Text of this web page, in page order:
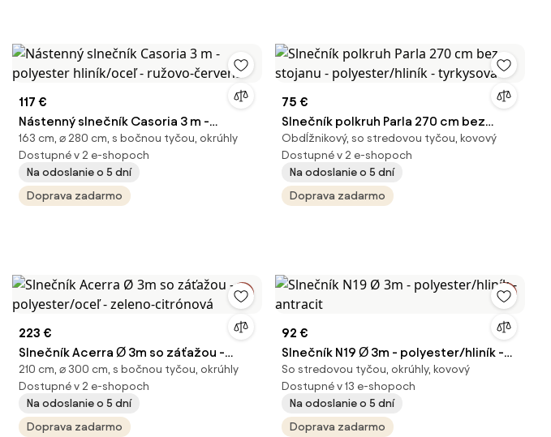
117 €
Nástenný slnečník Casoria 3 m -
polyester hliník/oceľ - ružovo-červená
163 cm, ⌀ 280 cm, s bočnou tyčou, okrúhly
Dostupné v 2 e-shopoch
Na odoslanie o 5 dní
Doprava zadarmo
75 €
Slnečník polkruh Parla 270 cm bez
stojanu - polyester/hliník - tyrkysová
Obdĺžnikový, so stredovou tyčou, kovový
Dostupné v 2 e-shopoch
Na odoslanie o 5 dní
Doprava zadarmo
223 €
Slnečník Acerra Ø 3m so záťažou -
polyester/oceľ - zeleno-citrónová
210 cm, ⌀ 300 cm, s bočnou tyčou, okrúhly
Dostupné v 2 e-shopoch
Na odoslanie o 5 dní
Doprava zadarmo
92 €
Slnečník N19 Ø 3m - polyester/hliník -
antracit
So stredovou tyčou, okrúhly, kovový
Dostupné v 13 e-shopoch
Na odoslanie o 5 dní
Doprava zadarmo